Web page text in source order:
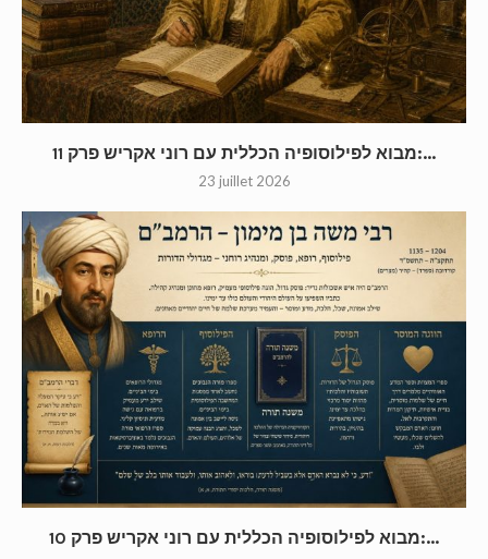
מבוא לפילוסופיה הכללית עם רוני אקריש פרק 11:...
23 juillet 2026
מבוא לפילוסופיה הכללית עם רוני אקריש פרק 10:...